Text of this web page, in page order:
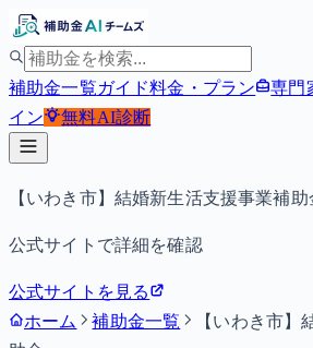
補助金一覧ガイド料金・プラン 専門
イン
無料AI診断
【いわき市】結婚新生活支援事業補助
公式サイトで詳細を確認
公式サイトを見る
ホーム
補助金一覧
【いわき市】